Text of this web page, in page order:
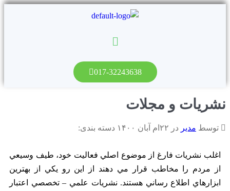
017-32243638
نشریات و مجلات
توسط مدیر در ۲۲ام آبان ۱۴۰۰ دسته بندی:
اغلب نشريات فارغ از موضوع اصلي فعاليت خود، طيف وسيعي
از مردم را مخاطب قرار مي دهند از اين رو يکي از بهترين
ابزارهاي اطلاع رساني هستند. نشريات علمي – تخصصي اعتبار